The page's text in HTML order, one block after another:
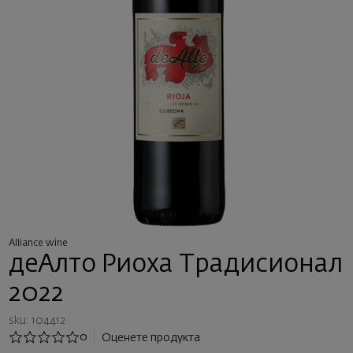
Alliance wine
деАлто Риоха Традисионал
2022
sku: 104412
0
Оценете продукта